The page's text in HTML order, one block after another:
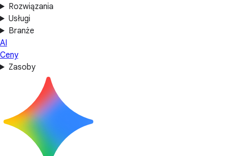
Rozwiązania
Usługi
Branże
AI
Ceny
Zasoby